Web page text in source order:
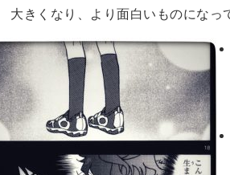
大きくなり、より面白いものになっ